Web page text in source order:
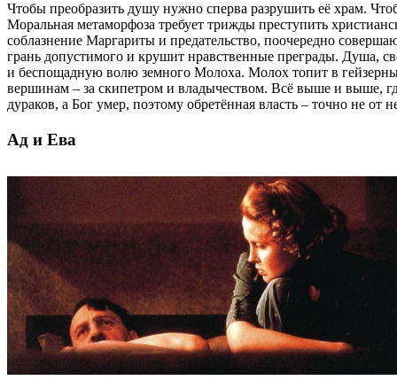
Чтобы преобразить душу нужно сперва разрушить её храм.
Моральная метаморфоза требует трижды преступить
соблазнение Маргариты и предательство, поочередно
грань допустимого и крушит нравственные преграды. Душа,
и беспощадную волю земного Молоха. Молох топит в
вершинам – за скипетром и владычеством. Всё выше и выше,
дураков, а Бог умер, поэтому обретённая власть – точно не от
Ад и Ева